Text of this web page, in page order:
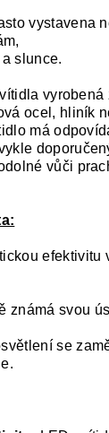
vystavena
slunce.
vyrobená
ocel, hliník
má
vůči
efektivitu
známá svou
se